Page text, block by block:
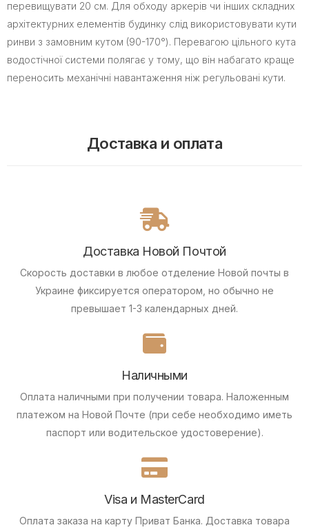
перевищувати 20 см. Для обходу аркерів чи інших складних
архітектурних елементів будинку слід використовувати кути
ринви з замовним кутом (90-170°). Перевагою цільного кута
водостічної системи полягає у тому, що він набагато краще
переносить механічні навантаження ніж регульовані кути.
Доставка и оплата
Доставка Новой Почтой
Скорость доставки в любое отделение Новой почты в
Украине фиксируется оператором, но обычно не
превышает 1-3 календарных дней.
Наличными
Оплата наличными при получении товара. Наложенным
платежом на Новой Почте (при себе необходимо иметь
паспорт или водительское удостоверение).
Visa и MasterCard
Оплата заказа на карту Приват Банка. Доставка товара